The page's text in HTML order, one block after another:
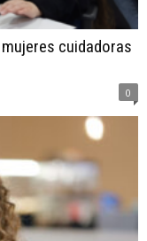
cuidadoras
0